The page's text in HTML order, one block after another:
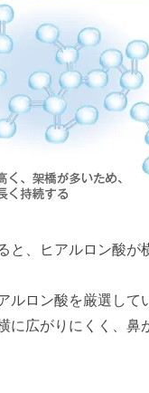
と、ヒアルロン酸が
ロン酸を厳選して
広がりにくく、鼻